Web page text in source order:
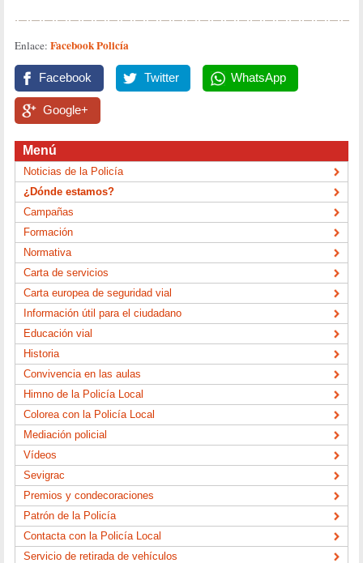
Enlace:Facebook Policía
Facebook Twitter WhatsApp
Google+
Menú
Noticias de la Policía
¿Dónde estamos?
Campañas
Formación
Normativa
Carta de servicios
Carta europea de seguridad vial
Información útil para el ciudadano
Educación vial
Historia
Convivencia en las aulas
Himno de la Policía Local
Colorea con la Policía Local
Mediación policial
Vídeos
Sevigrac
Premios y condecoraciones
Patrón de la Policía
Contacta con la Policía Local
Servicio de retirada de vehículos